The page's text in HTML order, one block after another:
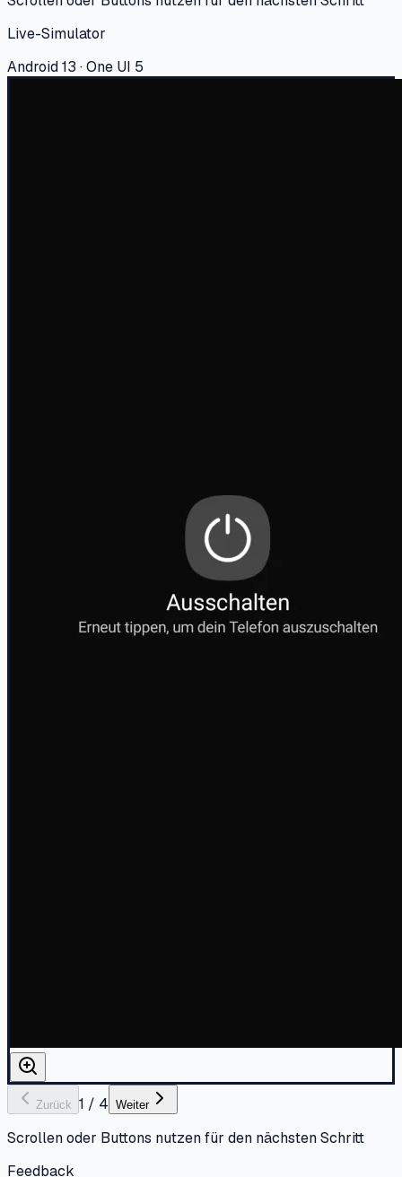
Live-Simulator
Android 13 · One UI 5
Zurück 1 / 4 Weiter
Scrollen oder Buttons nutzen für den nächsten Schritt
Feedback